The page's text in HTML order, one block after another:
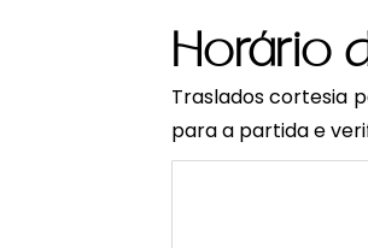
Horário
Traslados cortesia
para a partida e